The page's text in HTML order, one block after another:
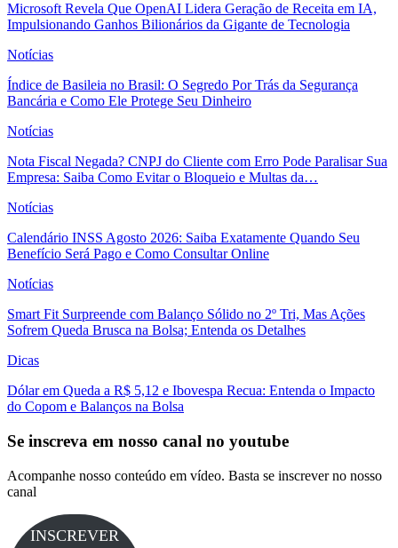
Microsoft Revela Que OpenAI Lidera Geração de Receita em IA,
Impulsionando Ganhos Bilionários da Gigante de Tecnologia
Notícias
Índice de Basileia no Brasil: O Segredo Por Trás da Segurança
Bancária e Como Ele Protege Seu Dinheiro
Notícias
Nota Fiscal Negada? CNPJ do Cliente com Erro Pode Paralisar Sua
Empresa: Saiba Como Evitar o Bloqueio e Multas da…
Notícias
Calendário INSS Agosto 2026: Saiba Exatamente Quando Seu
Benefício Será Pago e Como Consultar Online
Notícias
Smart Fit Surpreende com Balanço Sólido no 2º Tri, Mas Ações
Sofrem Queda Brusca na Bolsa; Entenda os Detalhes
Dicas
Dólar em Queda a R$ 5,12 e Ibovespa Recua: Entenda o Impacto
do Copom e Balanços na Bolsa
Se inscreva em nosso canal no youtube
Acompanhe nosso conteúdo em vídeo. Basta se inscrever no nosso
canal
INSCREVER